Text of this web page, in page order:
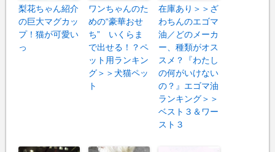
梨花ちゃん紹介
の巨大マグカッ
プ！猫が可愛い
っ
ワンちゃんのた
めの“豪華おせ
ち” いくらま
で出せる！？ペ
ット用ランキン
グ＞＞犬猫ペッ
ト
在庫あり＞＞ざ
わちんのエゴマ
油／どのメーカ
ー、種類がオス
スメ？『わたし
の何がいけない
の？』エゴマ油
ランキング＞＞
ベスト３＆ワー
スト３